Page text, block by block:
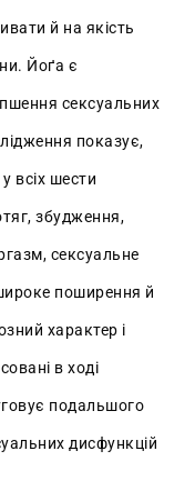
й на якість
Йоґа є
сексуальних
показує,
всіх шести
збудження,
сексуальне
поширення й
характер і
в ході
подальшого
дисфункцій